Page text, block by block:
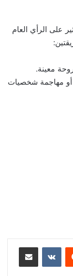
على الرأي العام
معينة.
مهاجمة شخصيات
مشاركة عبر البريد